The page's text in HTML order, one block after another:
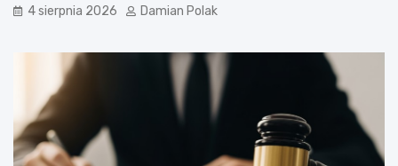
4 sierpnia 2026 Damian Polak